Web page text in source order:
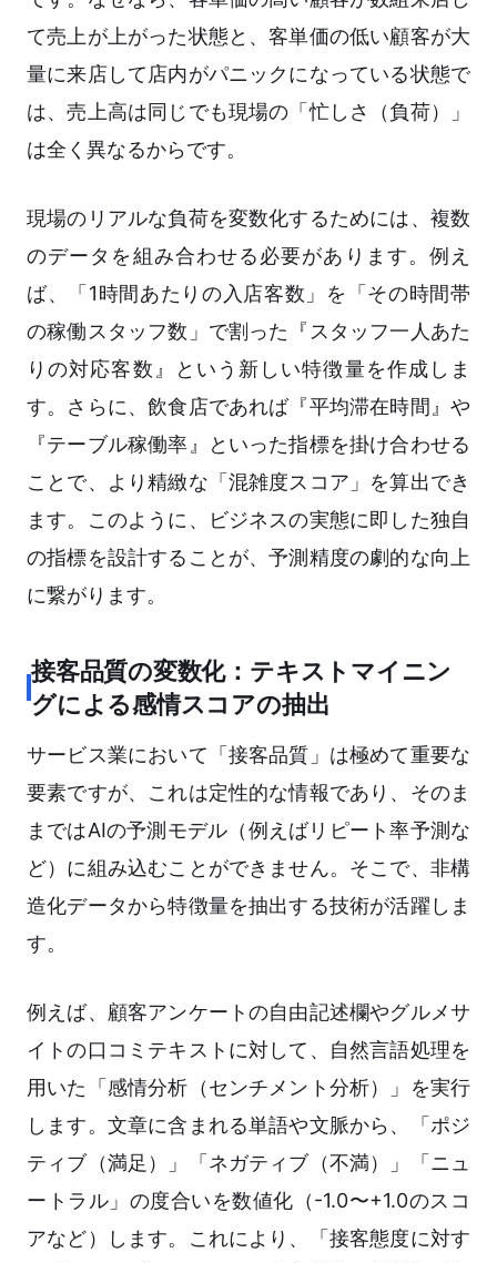
て売上が上がった状態と、客単価の低い顧客が大
量に来店して店内がパニックになっている状態で
は、売上高は同じでも現場の「忙しさ（負荷）」
は全く異なるからです。
現場のリアルな負荷を変数化するためには、複数
のデータを組み合わせる必要があります。例え
ば、「1時間あたりの入店客数」を「その時間帯
の稼働スタッフ数」で割った『スタッフ一人あた
りの対応客数』という新しい特徴量を作成しま
す。さらに、飲食店であれば『平均滞在時間』や
『テーブル稼働率』といった指標を掛け合わせる
ことで、より精緻な「混雑度スコア」を算出でき
ます。このように、ビジネスの実態に即した独自
の指標を設計することが、予測精度の劇的な向上
に繋がります。
接客品質の変数化：テキストマイニン
グによる感情スコアの抽出
サービス業において「接客品質」は極めて重要な
要素ですが、これは定性的な情報であり、そのま
まではAIの予測モデル（例えばリピート率予測な
ど）に組み込むことができません。そこで、非構
造化データから特徴量を抽出する技術が活躍しま
す。
例えば、顧客アンケートの自由記述欄やグルメサ
イトの口コミテキストに対して、自然言語処理を
用いた「感情分析（センチメント分析）」を実行
します。文章に含まれる単語や文脈から、「ポジ
ティブ（満足）」「ネガティブ（不満）」「ニュ
ートラル」の度合いを数値化（-1.0〜+1.0のスコ
アなど）します。これにより、「接客態度に対す